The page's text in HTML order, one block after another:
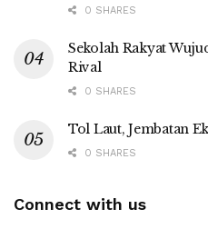
0 SHARES
Sekolah Rakyat
Rival
0 SHARES
Tol Laut, Jembatan
0 SHARES
Connect with us